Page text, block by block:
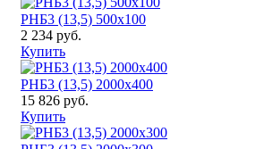
РНБ3 (13,5) 500x100
2 234 руб.
Купить
РНБ3 (13,5) 2000x400
15 826 руб.
Купить